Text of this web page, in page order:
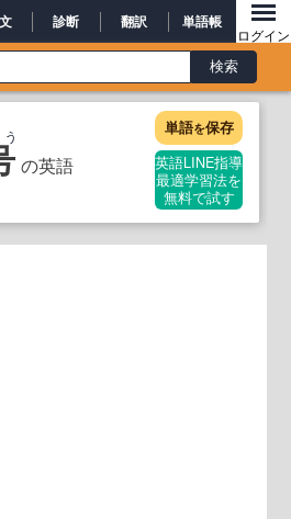
診断 翻訳 単語帳
ログイン
の英語
単語を保存
英語LINE指導
最適学習法を
無料で試す